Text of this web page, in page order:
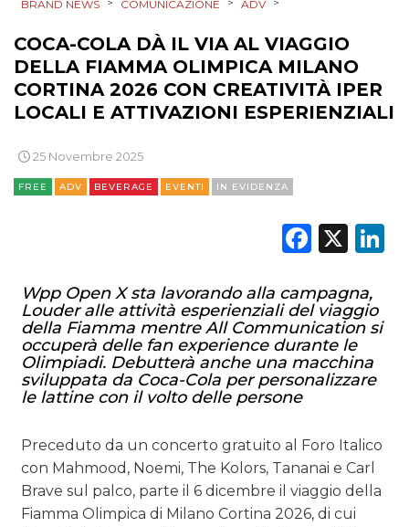
BRAND NEWS COMUNICAZIONE ADV
COCA-COLA DÀ IL VIA AL VIAGGIO
DELLA FIAMMA OLIMPICA MILANO
CORTINA 2026 CON CREATIVITÀ IPER
LOCALI E ATTIVAZIONI ESPERIENZIALI
25 Novembre 2025
FREE ADV BEVERAGE EVENTI IN EVIDENZA
X
Wpp Open X sta lavorando alla campagna,
Louder alle attività esperienziali del viaggio
della Fiamma mentre All Communication si
occuperà delle fan experience durante le
Olimpiadi. Debutterà anche una macchina
sviluppata da Coca-Cola per personalizzare
le lattine con il volto delle persone
Preceduto da un concerto gratuito al Foro Italico
con Mahmood, Noemi, The Kolors, Tananai e Carl
Brave sul palco, parte il 6 dicembre il viaggio della
Fiamma Olimpica di Milano Cortina 2026, di cui